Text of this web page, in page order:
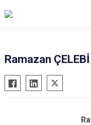
Ramazan ÇELEBİ